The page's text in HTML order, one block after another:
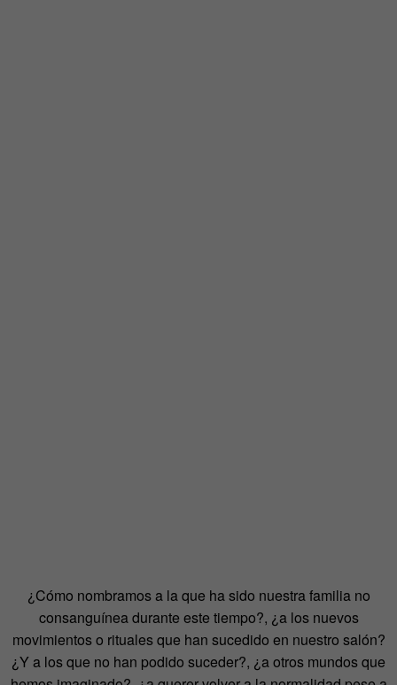
¿Cómo nombramos a la que ha sido nuestra familia no
consanguínea durante este tiempo?, ¿a los nuevos
movimientos o rituales que han sucedido en nuestro salón?
¿Y a los que no han podido suceder?, ¿a otros mundos que